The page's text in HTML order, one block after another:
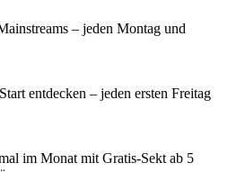
– jeden Montag und
entdecken – jeden ersten Freitag
im Monat mit Gratis-Sekt ab 5